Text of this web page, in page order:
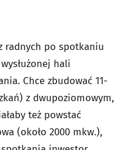
radnych po spotkaniu
hali
Chce zbudować 11-
z dwupoziomowym,
też powstać
(około 2000 mkw.),